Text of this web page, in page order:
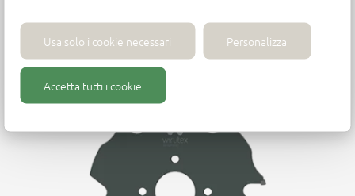
Usa solo i cookie necessari Personalizza
Accetta tutti i cookie
Fresa de Diamante Policristalino